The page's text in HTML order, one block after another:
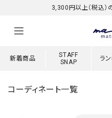
3,300円以上（税込
新着商品
STAFF
SNAP
ラ
コーディネート一覧